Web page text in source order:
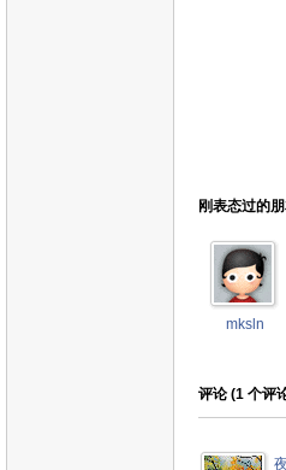
刚表态过的
mksln
评论 (1 个评